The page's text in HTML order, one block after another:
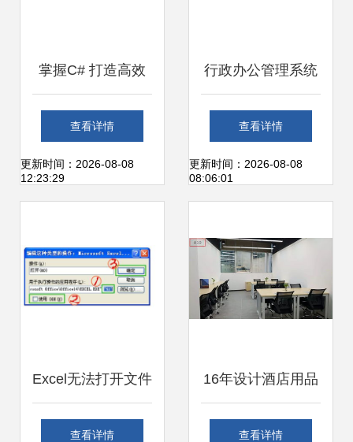
掌握C# 打造高效
办公服务软件的核
心力量
查看详情
更新时间：2026-08-08
12:23:29
行政办公管理系统
中小企业高效管理
的办公服务软件选
查看详情
更新时间：2026-08-08
08:06:01
Excel无法打开文件
提示“加密类型不可
查看详情
16年设计酒店用品
的他，转身开发办
查看详情